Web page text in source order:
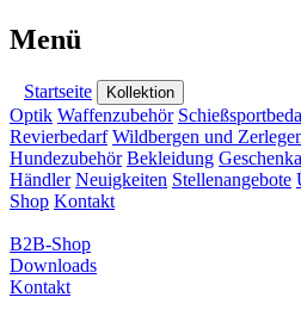
Menü
Startseite Kollektion
Optik Waffenzubehör
Revierbedarf Wildbergen und
Hundezubehör Bekleidung
Händler Neuigkeiten Stellenangebote
Shop Kontakt
B2B-Shop
Downloads
Kontakt